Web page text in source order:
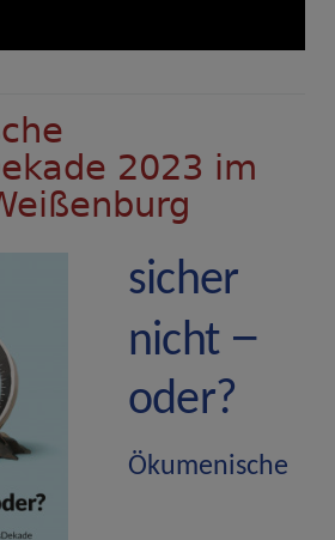
2023 im
sicher
nicht −
oder?
Ökumenische